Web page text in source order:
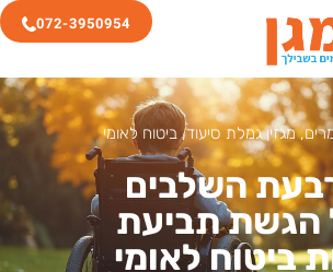
072-3950954
,מגזין גמלת סיעוד,ביטוח לאומי
השלבים
הגשת תביעת
ביטוח לאומי